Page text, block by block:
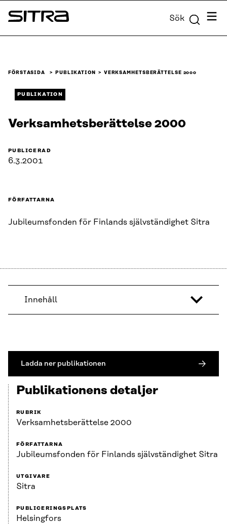
Skip to
content
Sitra Sök Meny
FÖRSTASIDA PUBLIKATION VERKSAMHETS­BERÄTTELSE 2000
PUBLIKATION
Verksamhets­berättelse 2000
PUBLICERAD
6.3.2001
FÖRFATTARNA
Jubileumsfonden för Finlands självständighet Sitra
Innehåll
Ladda ner publikationen
Publikationens detaljer
RUBRIK
Verksamhets­berättelse 2000
FÖRFATTARNA
Jubileumsfonden för Finlands självständighet Sitra
UTGIVARE
Sitra
PUBLICERINGSPLATS
Helsingfors